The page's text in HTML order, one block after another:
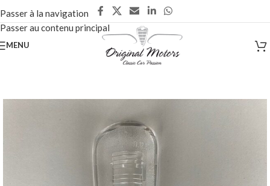
Passer à la navigation
Passer au contenu principal
MENU